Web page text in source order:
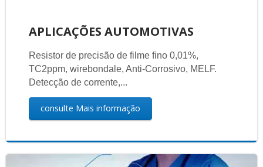
APLICAÇÕES AUTOMOTIVAS
Resistor de precisão de filme fino 0,01%,
TC2ppm, wirebondale, Anti-Corrosivo, MELF.
Detecção de corrente,...
consulte Mais informação